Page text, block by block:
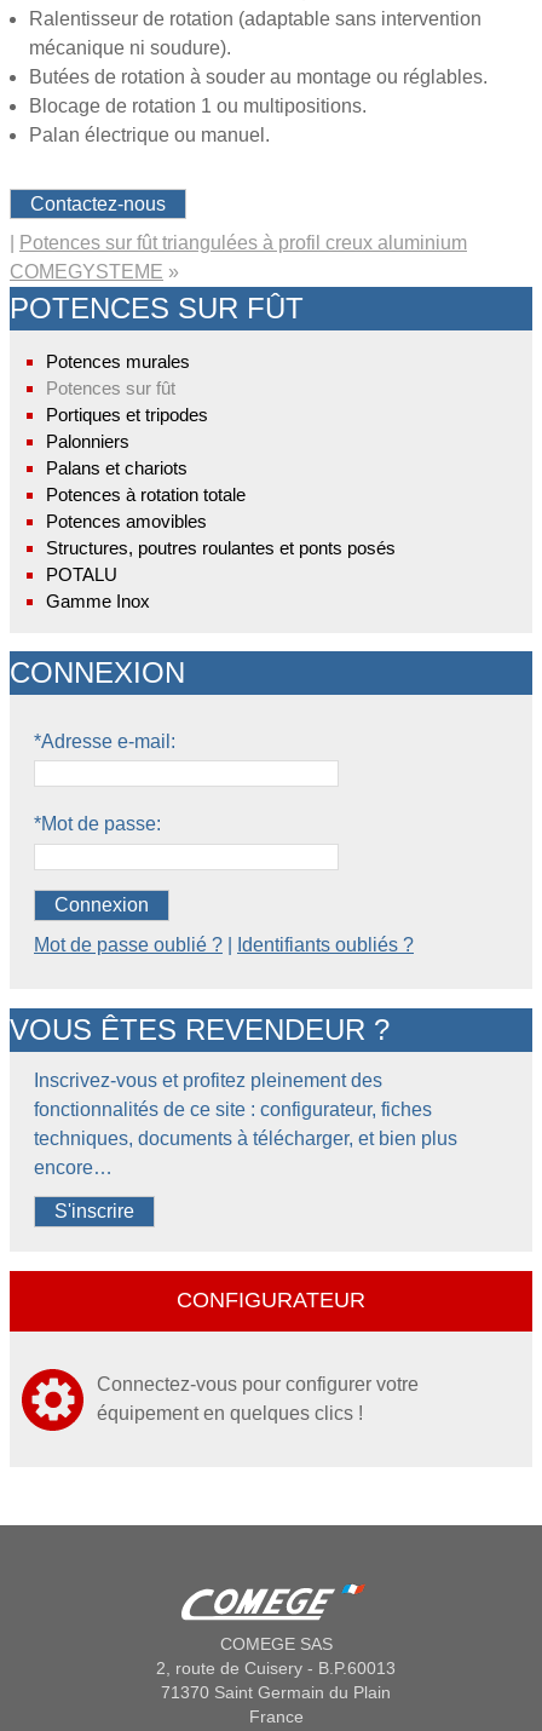
Ralentisseur de rotation (adaptable sans intervention
mécanique ni soudure).
Butées de rotation à souder au montage ou réglables.
Blocage de rotation 1 ou multipositions.
Palan électrique ou manuel.
Contactez-nous
Potences sur fût triangulées à profil creux aluminium
COMEGYSTEME »
POTENCES SUR FÛT
Potences murales
Potences sur fût
Portiques et tripodes
Palonniers
Palans et chariots
Potences à rotation totale
Potences amovibles
Structures, poutres roulantes et ponts posés
POTALU
Gamme Inox
CONNEXION
*Adresse e-mail:
*Mot de passe:
Connexion
Mot de passe oublié ?
Identifiants oubliés ?
VOUS ÊTES REVENDEUR ?
Inscrivez-vous et profitez pleinement des
fonctionnalités de ce site : configurateur, fiches
techniques, documents à télécharger, et bien plus
encore…
S'inscrire
CONFIGURATEUR
Connectez-vous pour configurer votre
équipement en quelques clics !
COMEGE SAS
2, route de Cuisery - B.P.60013
71370 Saint Germain du Plain
France